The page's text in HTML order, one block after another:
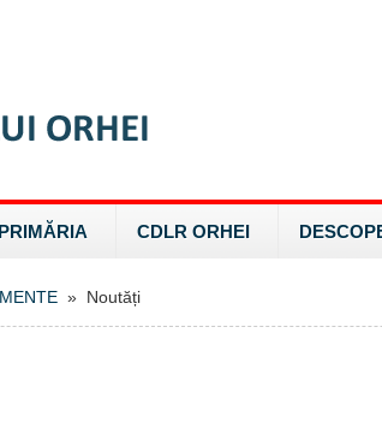
PRIMĂRIA CDLR ORHEI
» Noutăți